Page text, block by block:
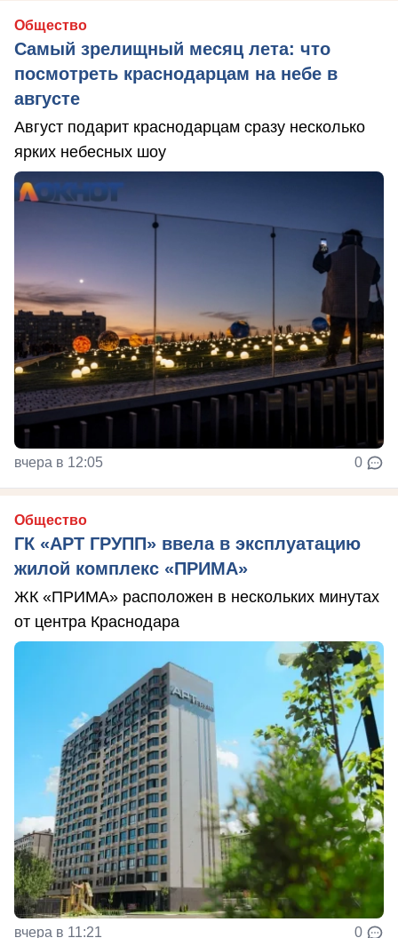
Общество
Самый зрелищный месяц лета: что
посмотреть краснодарцам на небе в
августе
Август подарит краснодарцам сразу несколько
ярких небесных шоу
вчера в 12:05 0
Общество
ГК «АРТ ГРУПП» ввела в эксплуатацию
жилой комплекс «ПРИМА»
ЖК «ПРИМА» расположен в нескольких минутах
от центра Краснодара
вчера в 11:21 0